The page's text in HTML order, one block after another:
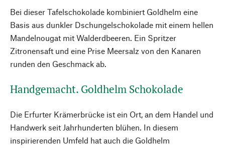
Bei dieser Tafelschokolade kombiniert Goldhelm eine
Basis aus dunkler Dschungelschokolade mit einem hellen
Mandelnougat mit Walderdbeeren. Ein Spritzer
Zitronensaft und eine Prise Meersalz von den Kanaren
runden den Geschmack ab.
Handgemacht. Goldhelm Schokolade
Die Erfurter Krämerbrücke ist ein Ort, an dem Handel und
Handwerk seit Jahrhunderten blühen. In diesem
inspirierenden Umfeld hat auch die Goldhelm